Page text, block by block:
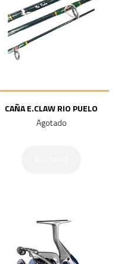
CAÑA E.CLAW RIO PUELO
Agotado